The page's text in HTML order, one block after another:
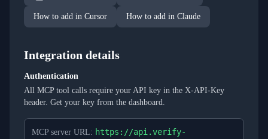
How to add in Cursor How to add in Claude
Integration details
Authentication
All MCP tool calls require your API key in the X-API-Key
header. Get your key from the dashboard.
MCP server URL: https://api.verify-